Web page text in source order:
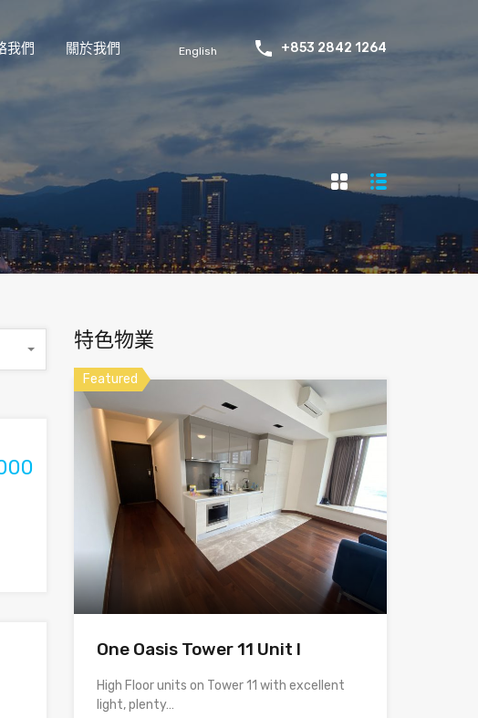
我們 關於我們 English +853 2842 1264
特色物業
Featured
One Oasis Tower 11 Unit I
High Floor units on Tower 11 with excellent
light, plenty…